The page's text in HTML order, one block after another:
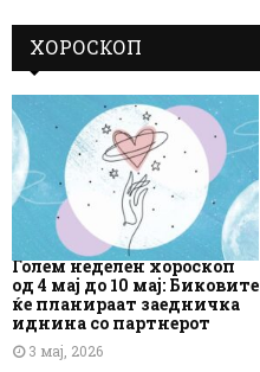
ХОРОСКОП
Голем неделен хороскоп
од 4 мај до 10 мај: Биковите
ќе планираат заедничка
иднина со партнерот
3 мај, 2026